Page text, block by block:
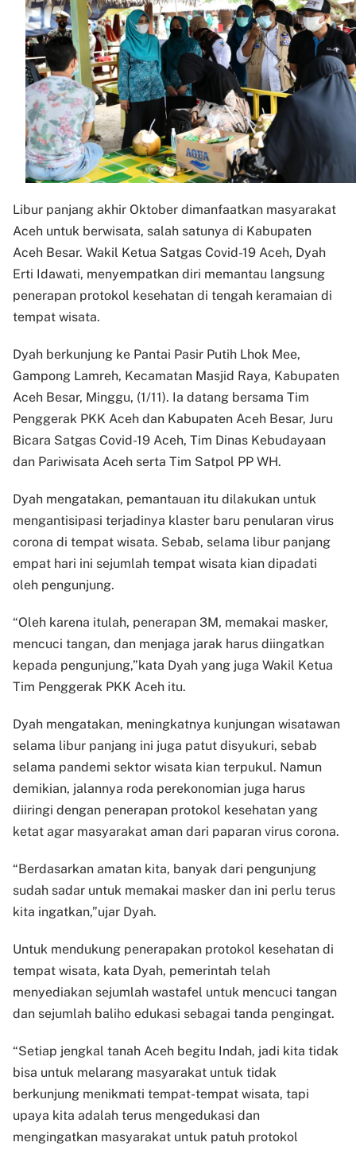
Libur panjang akhir Oktober dimanfaatkan masyarakat
Aceh untuk berwisata, salah satunya di Kabupaten
Aceh Besar. Wakil Ketua Satgas Covid-19 Aceh, Dyah
Erti Idawati, menyempatkan diri memantau langsung
penerapan protokol kesehatan di tengah keramaian di
tempat wisata.
Dyah berkunjung ke Pantai Pasir Putih Lhok Mee,
Gampong Lamreh, Kecamatan Masjid Raya, Kabupaten
Aceh Besar, Minggu, (1/11). Ia datang bersama Tim
Penggerak PKK Aceh dan Kabupaten Aceh Besar, Juru
Bicara Satgas Covid-19 Aceh, Tim Dinas Kebudayaan
dan Pariwisata Aceh serta Tim Satpol PP WH.
Dyah mengatakan, pemantauan itu dilakukan untuk
mengantisipasi terjadinya klaster baru penularan virus
corona di tempat wisata. Sebab, selama libur panjang
empat hari ini sejumlah tempat wisata kian dipadati
oleh pengunjung.
“Oleh karena itulah, penerapan 3M, memakai masker,
mencuci tangan, dan menjaga jarak harus diingatkan
kepada pengunjung,”kata Dyah yang juga Wakil Ketua
Tim Penggerak PKK Aceh itu.
Dyah mengatakan, meningkatnya kunjungan wisatawan
selama libur panjang ini juga patut disyukuri, sebab
selama pandemi sektor wisata kian terpukul. Namun
demikian, jalannya roda perekonomian juga harus
diiringi dengan penerapan protokol kesehatan yang
ketat agar masyarakat aman dari paparan virus corona.
“Berdasarkan amatan kita, banyak dari pengunjung
sudah sadar untuk memakai masker dan ini perlu terus
kita ingatkan,”ujar Dyah.
Untuk mendukung penerapakan protokol kesehatan di
tempat wisata, kata Dyah, pemerintah telah
menyediakan sejumlah wastafel untuk mencuci tangan
dan sejumlah baliho edukasi sebagai tanda pengingat.
“Setiap jengkal tanah Aceh begitu Indah, jadi kita tidak
bisa untuk melarang masyarakat untuk tidak
berkunjung menikmati tempat-tempat wisata, tapi
upaya kita adalah terus mengedukasi dan
mengingatkan masyarakat untuk patuh protokol